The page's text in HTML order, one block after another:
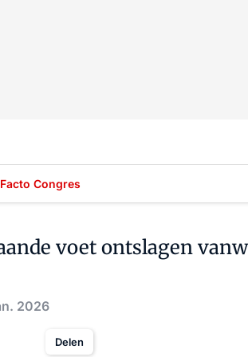
Facto Congres
voet ontslagen
2026
Delen